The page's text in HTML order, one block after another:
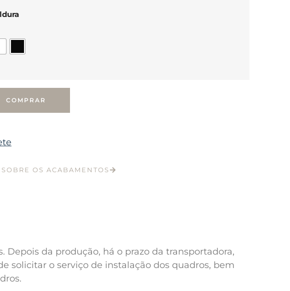
COMPRAR
OS ACABAMENTOS
Depois da produção, há o prazo da transportadora,
solicitar o serviço de instalação dos quadros, bem